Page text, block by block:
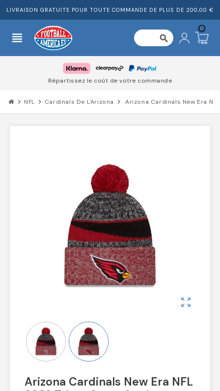
LIVRAISON GRATUITE POUR TOUTE COMMANDE DE PLUS DE 200,00 €
view_headline search
0
Répartissez le coût de votre commande
chevron_right NFL chevron_right Cardinals De L'Arizona chevron_right Arizona Cardinals New Era
zoom_out_map
Arizona Cardinals New Era NFL